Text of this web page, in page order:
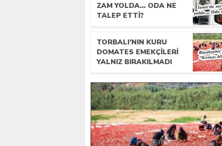
ZAM YOLDA… ODA NE
TALEP ETTI?
TORBALI’NIN KURU
DOMATES EMEKÇILERI
YALNIZ BIRAKILMADI